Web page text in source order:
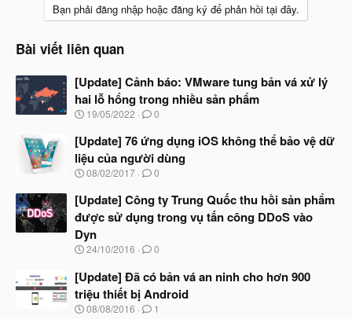
o
n
:
Bạn phải đăng nhập hoặc đăng ký để phản hồi tại đây.
Bài viết liên quan
[Update] Cảnh báo: VMware tung bản vá xử lý
hai lỗ hổng trong nhiều sản phẩm
N
à
y
b
ắ
đ
ầ
u
19/05/2022 0
[Update] 76 ứng dụng iOS không thể bảo vệ dữ
liệu của người dùng
N
à
y
b
ắ
t
ầ
u
08/02/2017 0
[Update] Công ty Trung Quốc thu hồi sản phẩm
được sử dụng trong vụ tấn công DDoS vào
Dyn
N
à
y
b
ắ
24/10/2016 0
[Update] Đã có bản vá an ninh cho hơn 900
triệu thiết bị Android
N
08/08/2016 1